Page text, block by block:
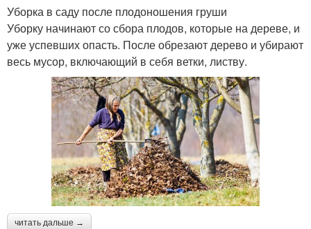
Уборка в саду после плодоношения груши
Уборку начинают со сбора плодов, которые на дереве, и
уже успевших опасть. После обрезают дерево и убирают
весь мусор, включающий в себя ветки, листву.
читать дальше →